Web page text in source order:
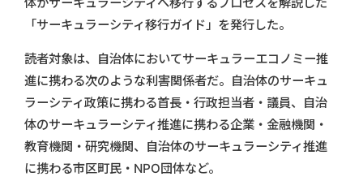
「サーキュラーシティ移行ガイド」を発行した。
読者対象は、自治体においてサーキュラーエコノミー推
進に携わる次のような利害関係者だ。自治体のサーキュ
ラーシティ政策に携わる首長・行政担当者・議員、自治
体のサーキュラーシティ推進に携わる企業・金融機関・
教育機関・研究機関、自治体のサーキュラーシティ推進
に携わる市区町民・NPO団体など。